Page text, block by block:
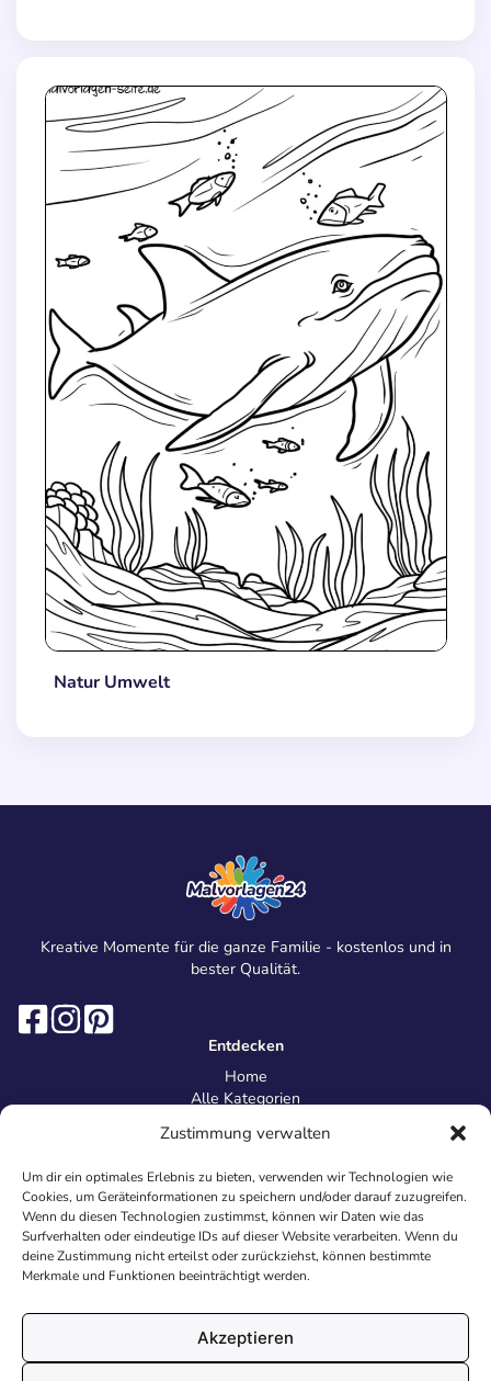
Zustimmung verwalten
Um dir ein optimales Erlebnis zu bieten, verwenden wir Technologien wie
Cookies, um Geräteinformationen zu speichern und/oder darauf zuzugreifen.
Wenn du diesen Technologien zustimmst, können wir Daten wie das
Surfverhalten oder eindeutige IDs auf dieser Website verarbeiten. Wenn du
deine Zustimmung nicht erteilst oder zurückziehst, können bestimmte
Merkmale und Funktionen beeinträchtigt werden.
Akzeptieren
Natur Umwelt
Kreative Momente für die ganze Familie - kostenlos und in
bester Qualität.
Entdecken
Home
Alle Kategorien
Information
Über uns
Kontakt
Inhaltsrichtlinien
Recht & Datenschutz
Impressum
AGB
Cookies